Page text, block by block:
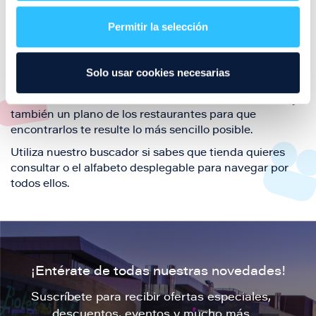
Permitir la selección
Solo usar cookies necesarias
también de nuestra oferta de ocio y shopping durante
tu visita.
El este directorio de restaurantes de Puerto Venecia
también un plano de los restaurantes para que
encontrarlos te resulte lo más sencillo posible.
Utiliza nuestro buscador si sabes que tienda quieres
consultar o el alfabeto desplegable para navegar por
todos ellos.
¡Entérate de todas nuestras novedades!
Suscríbete para recibir ofertas especiales,